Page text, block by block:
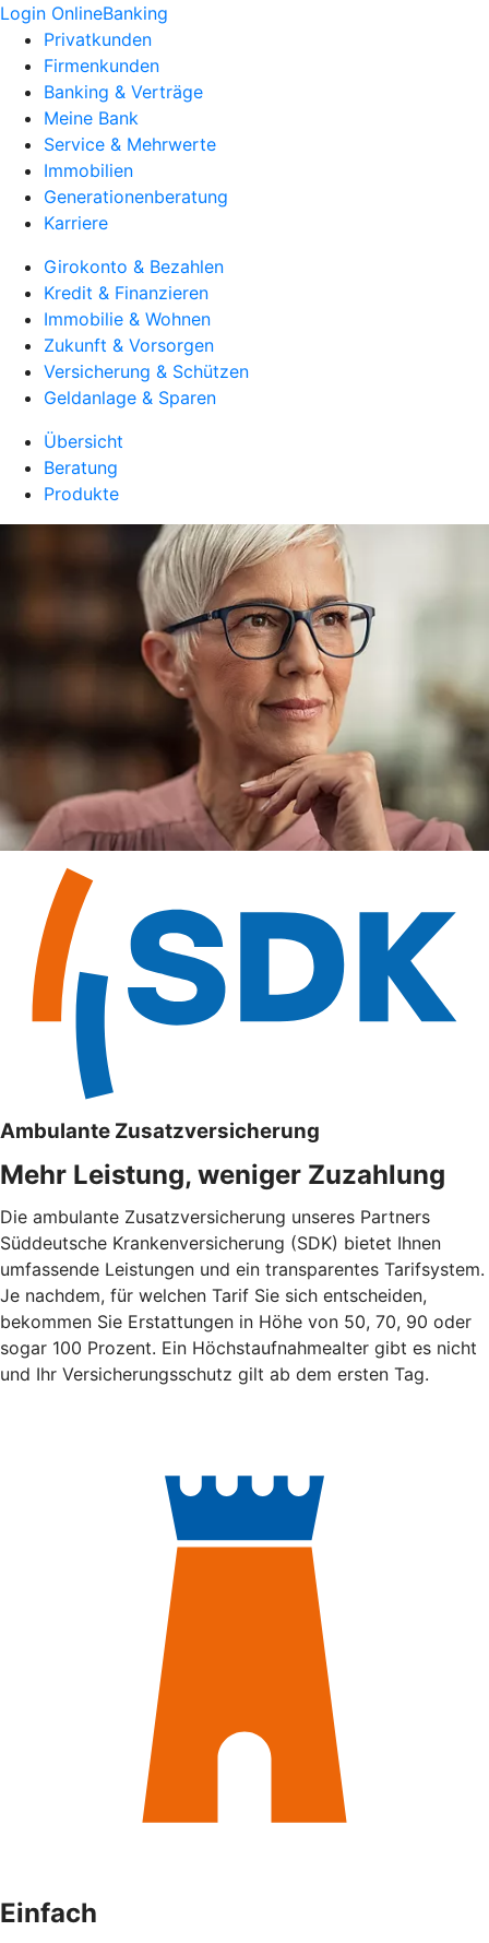
Login OnlineBanking
Privatkunden
Firmenkunden
Banking & Verträge
Meine Bank
Service & Mehrwerte
Immobilien
Generationenberatung
Karriere
Girokonto & Bezahlen
Kredit & Finanzieren
Immobilie & Wohnen
Zukunft & Vorsorgen
Versicherung & Schützen
Geldanlage & Sparen
Übersicht
Beratung
Produkte
Ambulante Zusatzversicherung
Mehr Leistung, weniger Zuzahlung
Die ambulante Zusatzversicherung unseres Partners
Süddeutsche Krankenversicherung (SDK) bietet Ihnen
umfassende Leistungen und ein transparentes Tarifsystem.
Je nachdem, für welchen Tarif Sie sich entscheiden,
bekommen Sie Erstattungen in Höhe von 50, 70, 90 oder
sogar 100 Prozent. Ein Höchstaufnahmealter gibt es nicht
und Ihr Versicherungsschutz gilt ab dem ersten Tag.
Einfach